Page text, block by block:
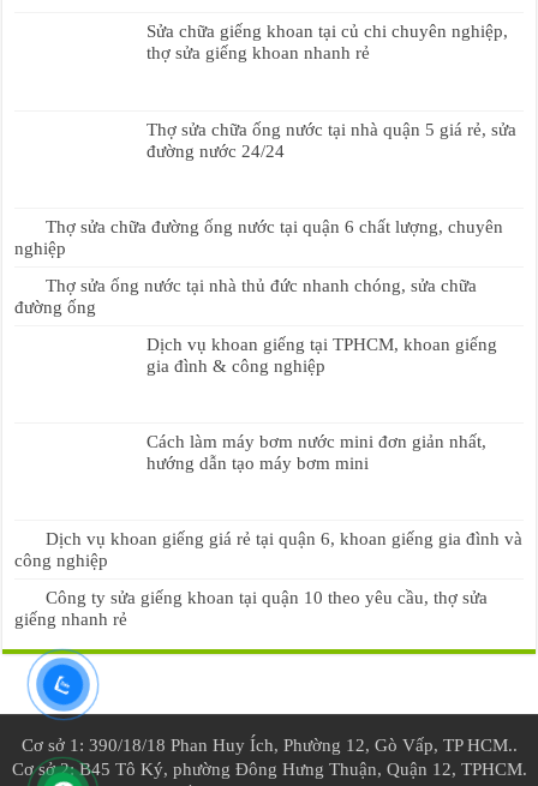
Sửa chữa giếng khoan tại củ chi chuyên nghiệp,
thợ sửa giếng khoan nhanh rẻ
Thợ sửa chữa ống nước tại nhà quận 5 giá rẻ, sửa
đường nước 24/24
Thợ sửa chữa đường ống nước tại quận 6 chất lượng, chuyên
nghiệp
Thợ sửa ống nước tại nhà thủ đức nhanh chóng, sửa chữa
đường ống
Dịch vụ khoan giếng tại TPHCM, khoan giếng
gia đình & công nghiệp
Cách làm máy bơm nước mini đơn giản nhất,
hướng dẫn tạo máy bơm mini
Dịch vụ khoan giếng giá rẻ tại quận 6, khoan giếng gia đình và
công nghiệp
Công ty sửa giếng khoan tại quận 10 theo yêu cầu, thợ sửa
giếng nhanh rẻ
Cơ sở 1: 390/18/18 Phan Huy Ích, Phường 12, Gò Vấp, TP HCM..
Cơ sở 2: B45 Tô Ký, phường Đông Hưng Thuận, Quận 12, TPHCM.